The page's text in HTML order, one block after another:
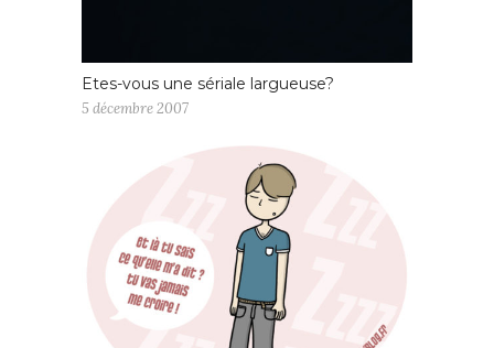
Etes-vous une sériale largueuse?
5 décembre 2007